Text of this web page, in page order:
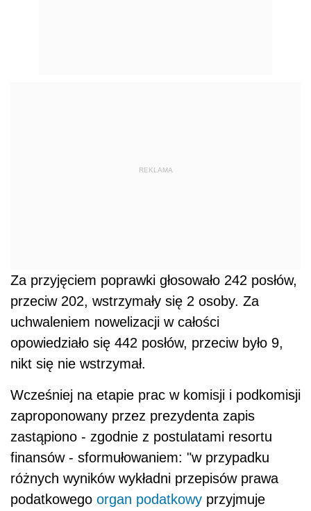
REKLAMA
Za przyjęciem poprawki głosowało 242 posłów,
przeciw 202, wstrzymały się 2 osoby. Za
uchwaleniem nowelizacji w całości
opowiedziało się 442 posłów, przeciw było 9,
nikt się nie wstrzymał.
Wcześniej na etapie prac w komisji i podkomisji
zaproponowany przez prezydenta zapis
zastąpiono - zgodnie z postulatami resortu
finansów - sformułowaniem: "w przypadku
różnych wyników wykładni przepisów prawa
podatkowego organ podatkowy przyjmuje